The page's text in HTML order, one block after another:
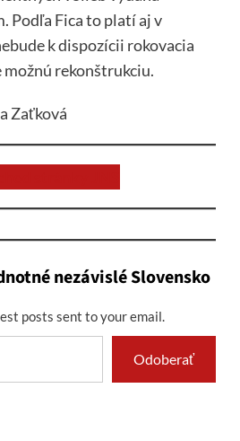
Podľa Fica to platí aj v
k dispozícii rokovacia
rekonštrukciu.
Zaťková
nezávislé Slovensko
posts sent to your email.
Odoberať